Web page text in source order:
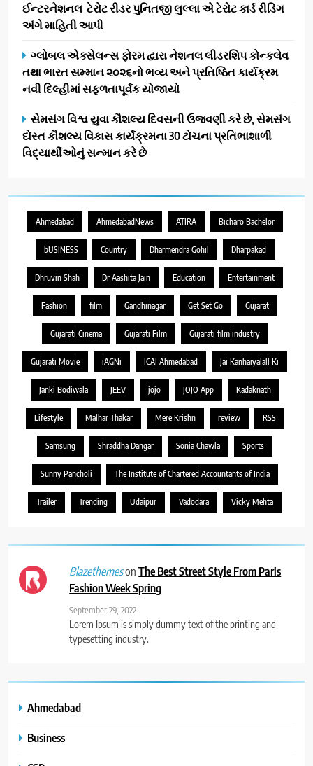
ઈન્ટરનેશનલ ટેરોટ રીડર પુનિતજી લુલ્લા એ ટેરોટ કાર્ડ રીડિંગ
અંગે માહિતી આપી
ગ્લોબલ એક્સેલન્સ ફોરમ દ્વારા નેશનલ લીડરશિપ કોન્કલેવ
તથા ભારત સમ્માન ૨૦૨૬નો ભવ્ય અને પ્રતિષ્ઠિત કાર્યક્રમ
નવી દિલ્હીમાં સફળતાપૂર્વક યોજાયો
સેમસંગ વિશ્વ યુવા કૌશલ્ય દિવસની ઉજવણી કરે છે, સેમસંગ
દોસ્ત કૌશલ્ય વિકાસ કાર્યક્રમના 30 ટોચના પ્રતિભાશાળી
વિદ્યાર્થીઓનું સન્માન કરે છે
Ahmedabad AhmedabadNews ATIRA Bicharo Bachelor
bUSINESS Country Dharmendra Gohil Dharpakad
Dhruvin Shah Dr Aashita Jain Education Entertainment
Fashion film Gandhinagar Get Set Go Gujarat
Gujarati Cinema Gujarati Film Gujarati film industry
Gujarati Movie iAGNi ICAI Ahmedabad Jai Kanhaiyalall Ki
Janki Bodiwala JEEV jojo JOJO App Kadaknath
Lifestyle Malhar Thakar Mere Krishn review RSS
Samsung Shraddha Dangar Sonia Chawla Sports
Sunny Pancholi The Institute of Chartered Accountants of India
Trailer Trending Udaipur Vadodara Vicky Mehta
BlazethemesonThe Best Street Style From Paris
Fashion Week Spring
September 29, 2022
Lorem Ipsum is simply dummy text of the printing and
typesetting industry.
Ahmedabad
Business